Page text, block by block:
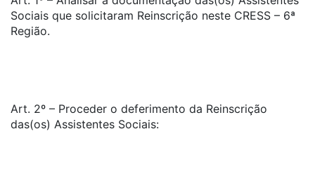
Sociais que solicitaram Reinscrição neste CRESS – 6ª
Região.
Art. 2º – Proceder o deferimento da Reinscrição
das(os) Assistentes Sociais: